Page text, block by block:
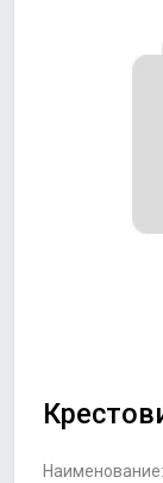
Наименование: